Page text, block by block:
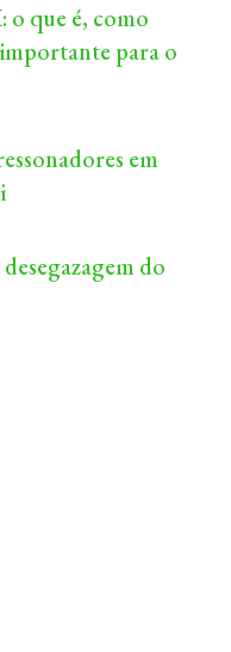
que é, como
para o
em
do